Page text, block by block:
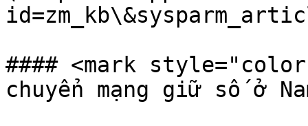
#### <mark
chuyển mạng giữ số ở